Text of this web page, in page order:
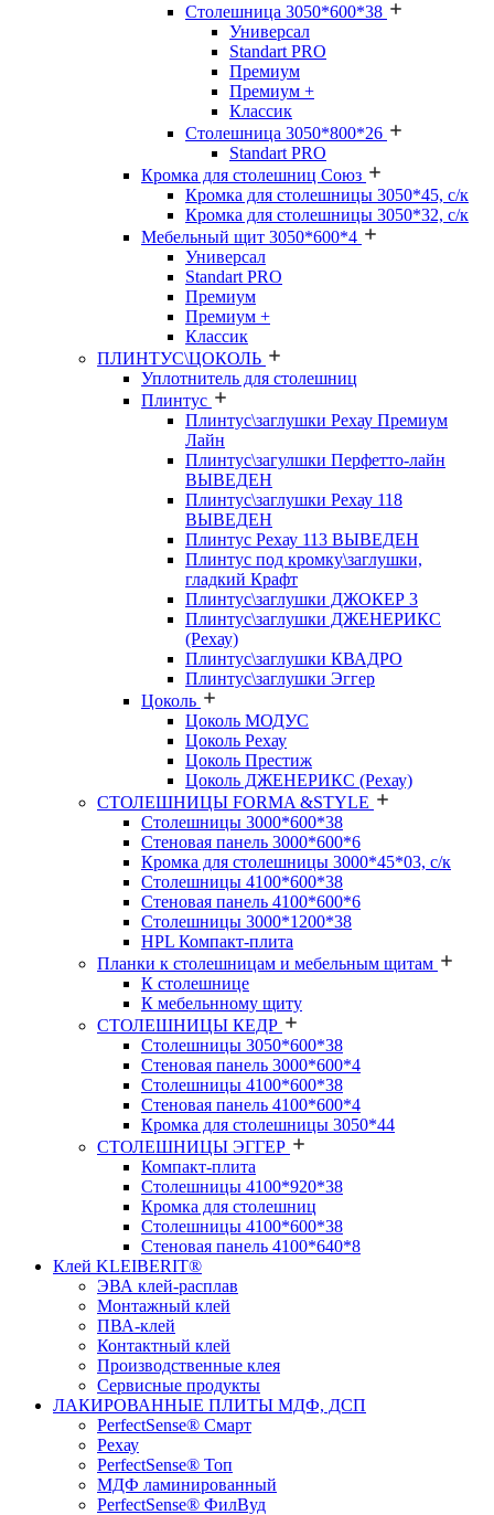
Столешница 3050*600*38
Универсал
Standart PRO
Премиум
Премиум +
Классик
Столешница 3050*800*26
Standart PRO
Кромка для столешниц Союз
Кромка для столешницы 3050*45, с/к
Кромка для столешницы 3050*32, с/к
Мебельный щит 3050*600*4
Универсал
Standart PRO
Премиум
Премиум +
Классик
ПЛИНТУС\ЦОКОЛЬ
Уплотнитель для столешниц
Плинтус
Плинтус\заглушки Рехау Премиум
Лайн
Плинтус\загулшки Перфетто-лайн
ВЫВЕДЕН
Плинтус\заглушки Рехау 118
ВЫВЕДЕН
Плинтус Рехау 113 ВЫВЕДЕН
Плинтус под кромку\заглушки,
гладкий Крафт
Плинтус\заглушки ДЖОКЕР 3
Плинтус\заглушки ДЖЕНЕРИКС
(Рехау)
Плинтус\заглушки КВАДРО
Плинтус\заглушки Эггер
Цоколь
Цоколь МОДУС
Цоколь Рехау
Цоколь Престиж
Цоколь ДЖЕНЕРИКС (Рехау)
СТОЛЕШНИЦЫ FORMA &STYLE
Столешницы 3000*600*38
Стеновая панель 3000*600*6
Кромка для столешницы 3000*45*03, с/к
Столешницы 4100*600*38
Стеновая панель 4100*600*6
Столешницы 3000*1200*38
HPL Компакт-плита
Планки к столешницам и мебельным щитам
К столешнице
К мебельнному щиту
СТОЛЕШНИЦЫ КЕДР
Столешницы 3050*600*38
Стеновая панель 3000*600*4
Столешницы 4100*600*38
Стеновая панель 4100*600*4
Кромка для столешницы 3050*44
СТОЛЕШНИЦЫ ЭГГЕР
Компакт-плита
Столешницы 4100*920*38
Кромка для столешниц
Столешницы 4100*600*38
Стеновая панель 4100*640*8
Клей KLEIBERIT®
ЭВА клей-расплав
Монтажный клей
ПВА-клей
Контактный клей
Производственные клея
Сервисные продукты
ЛАКИРОВАННЫЕ ПЛИТЫ МДФ, ДСП
PerfectSense® Смарт
Рехау
PerfectSense® Топ
МДФ ламинированный
PerfectSense® ФилВуд